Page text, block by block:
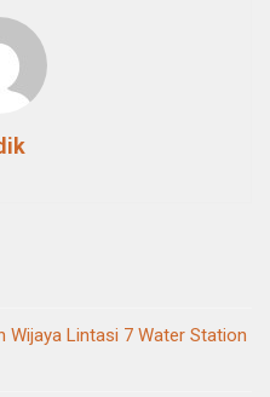
Wijaya Lintasi 7 Water Station